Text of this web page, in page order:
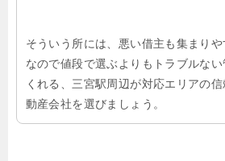
そういう所には、悪い借主も集まりや
なので値段で選ぶよりもトラブルない
くれる、三宮駅周辺が対応エリアの
動産会社を選びましょう。